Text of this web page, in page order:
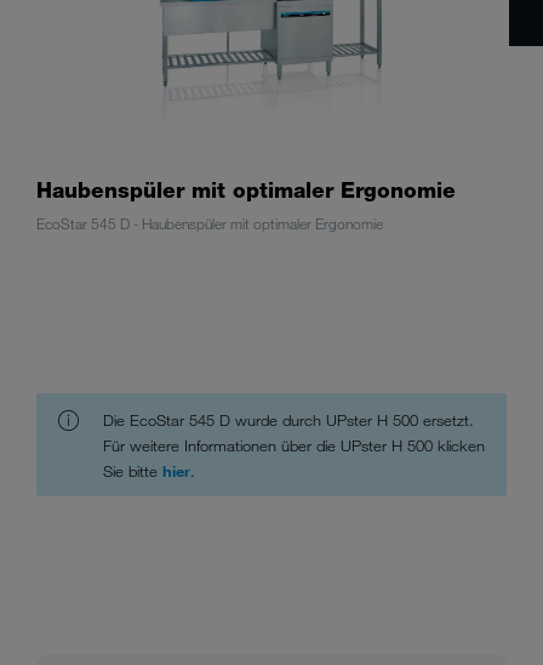
Haubenspüler mit optimaler Ergonomie
EcoStar 545 D - Haubenspüler mit optimaler Ergonomie
Die EcoStar 545 D wurde durch UPster H 500 ersetzt.
Für weitere Informationen über die UPster H 500 klicken
Sie bitte hier.